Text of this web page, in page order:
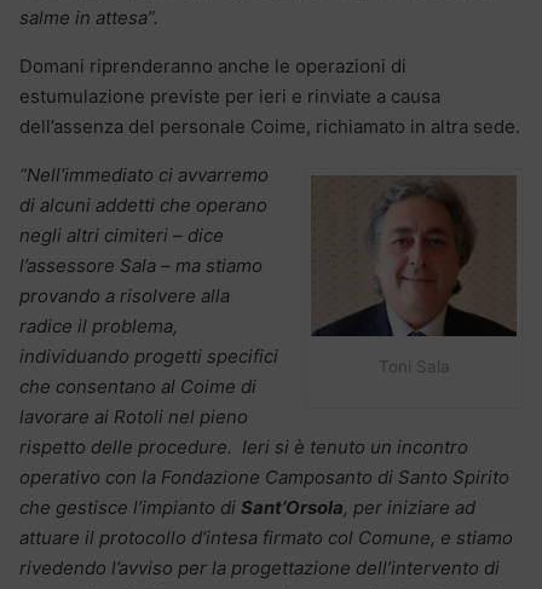
salme in attesa”.
Domani riprenderanno anche le operazioni di
estumulazione previste per ieri e rinviate a causa
dell’assenza del personale Coime, richiamato in altra sede.
Toni Sala
“Nell’immediato ci avvarremo
di alcuni addetti che operano
negli altri cimiteri – dice
l’assessore Sala – ma stiamo
provando a risolvere alla
radice il problema,
individuando progetti specifici
che consentano al Coime di
lavorare ai Rotoli nel pieno
rispetto delle procedure. Ieri si è tenuto un incontro
operativo con la Fondazione Camposanto di Santo Spirito
che gestisce l’impianto di Sant’Orsola, per iniziare ad
attuare il protocollo d’intesa firmato col Comune, e stiamo
rivedendo l’avviso per la progettazione dell’intervento di